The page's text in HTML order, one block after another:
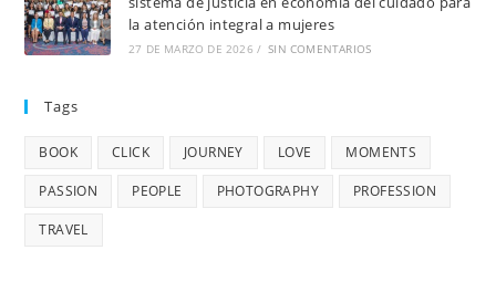
la atención integral a mujeres
27 DE MARZO DE 2026 / SIN COMENTARIOS
Tags
BOOK CLICK JOURNEY LOVE MOMENTS
PASSION PEOPLE PHOTOGRAPHY PROFESSION
TRAVEL